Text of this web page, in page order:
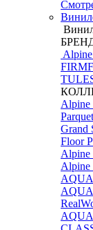
Alpine
Parquet
Grand
Floor
Alpine
Alpine